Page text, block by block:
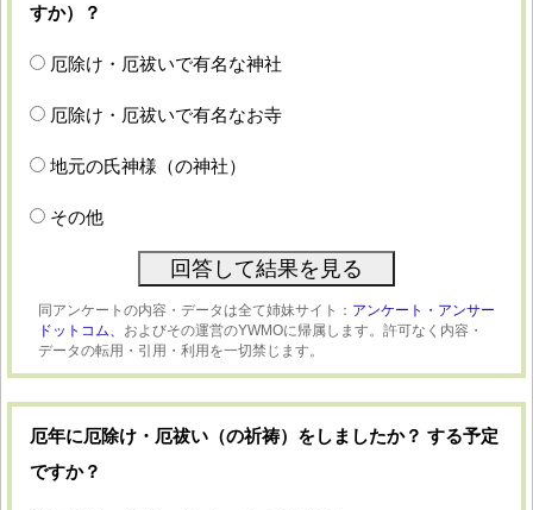
すか）？
厄除け・厄祓いで有名な神社
厄除け・厄祓いで有名なお寺
地元の氏神様（の神社）
その他
同アンケートの内容・データは全て姉妹サイト： アンケート・アンサー
ドットコム、 およびその運営のYWMOに帰属します。許可なく内容・
データの転用・引用・利用を一切禁じます。
厄年に厄除け・厄祓い（の祈祷）をしましたか？ する予定
ですか？